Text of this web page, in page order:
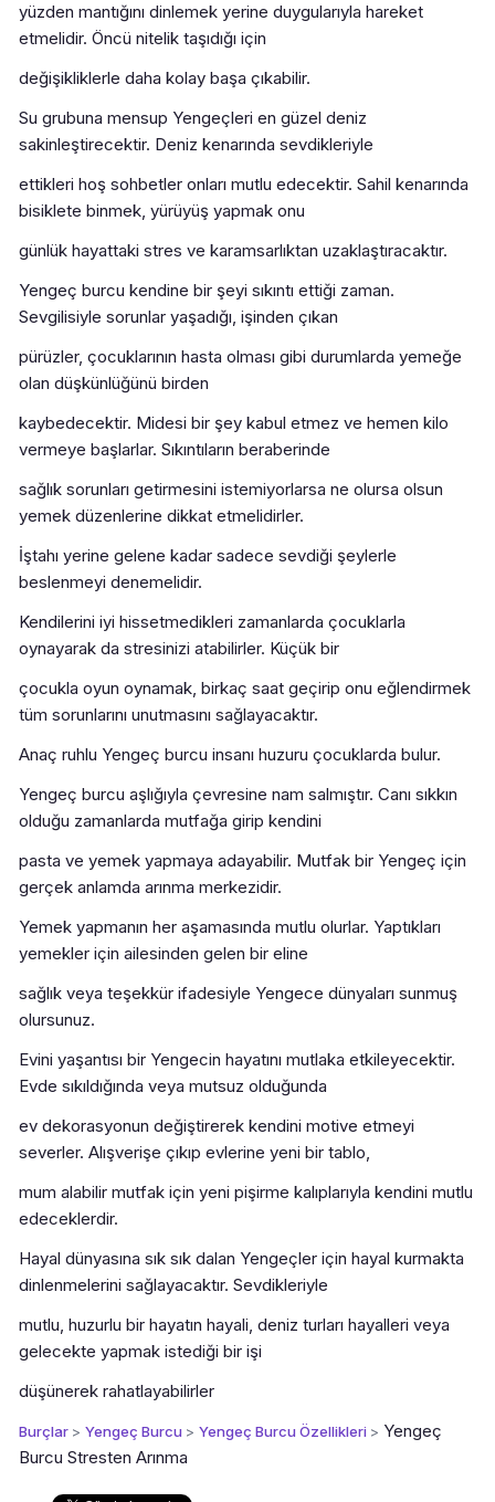
yüzden mantığını dinlemek yerine duygularıyla hareket
etmelidir. Öncü nitelik taşıdığı için
değişikliklerle daha kolay başa çıkabilir.
Su grubuna mensup Yengeçleri en güzel deniz
sakinleştirecektir. Deniz kenarında sevdikleriyle
ettikleri hoş sohbetler onları mutlu edecektir. Sahil kenarında
bisiklete binmek, yürüyüş yapmak onu
günlük hayattaki stres ve karamsarlıktan uzaklaştıracaktır.
Yengeç burcu kendine bir şeyi sıkıntı ettiği zaman.
Sevgilisiyle sorunlar yaşadığı, işinden çıkan
pürüzler, çocuklarının hasta olması gibi durumlarda yemeğe
olan düşkünlüğünü birden
kaybedecektir. Midesi bir şey kabul etmez ve hemen kilo
vermeye başlarlar. Sıkıntıların beraberinde
sağlık sorunları getirmesini istemiyorlarsa ne olursa olsun
yemek düzenlerine dikkat etmelidirler.
İştahı yerine gelene kadar sadece sevdiği şeylerle
beslenmeyi denemelidir.
Kendilerini iyi hissetmedikleri zamanlarda çocuklarla
oynayarak da stresinizi atabilirler. Küçük bir
çocukla oyun oynamak, birkaç saat geçirip onu eğlendirmek
tüm sorunlarını unutmasını sağlayacaktır.
Anaç ruhlu Yengeç burcu insanı huzuru çocuklarda bulur.
Yengeç burcu aşlığıyla çevresine nam salmıştır. Canı sıkkın
olduğu zamanlarda mutfağa girip kendini
pasta ve yemek yapmaya adayabilir. Mutfak bir Yengeç için
gerçek anlamda arınma merkezidir.
Yemek yapmanın her aşamasında mutlu olurlar. Yaptıkları
yemekler için ailesinden gelen bir eline
sağlık veya teşekkür ifadesiyle Yengece dünyaları sunmuş
olursunuz.
Evini yaşantısı bir Yengecin hayatını mutlaka etkileyecektir.
Evde sıkıldığında veya mutsuz olduğunda
ev dekorasyonun değiştirerek kendini motive etmeyi
severler. Alışverişe çıkıp evlerine yeni bir tablo,
mum alabilir mutfak için yeni pişirme kalıplarıyla kendini mutlu
edeceklerdir.
Hayal dünyasına sık sık dalan Yengeçler için hayal kurmakta
dinlenmelerini sağlayacaktır. Sevdikleriyle
mutlu, huzurlu bir hayatın hayali, deniz turları hayalleri veya
gelecekte yapmak istediği bir işi
düşünerek rahatlayabilirler
Burçlar > Yengeç Burcu > Yengeç Burcu Özellikleri > Yengeç
Burcu Stresten Arınma